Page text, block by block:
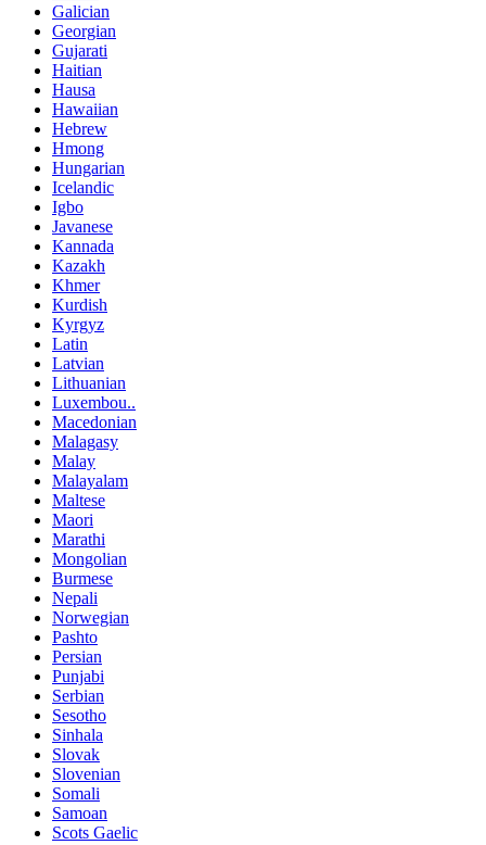
Galician
Georgian
Gujarati
Haitian
Hausa
Hawaiian
Hebrew
Hmong
Hungarian
Icelandic
Igbo
Javanese
Kannada
Kazakh
Khmer
Kurdish
Kyrgyz
Latin
Latvian
Lithuanian
Luxembou..
Macedonian
Malagasy
Malay
Malayalam
Maltese
Maori
Marathi
Mongolian
Burmese
Nepali
Norwegian
Pashto
Persian
Punjabi
Serbian
Sesotho
Sinhala
Slovak
Slovenian
Somali
Samoan
Scots Gaelic